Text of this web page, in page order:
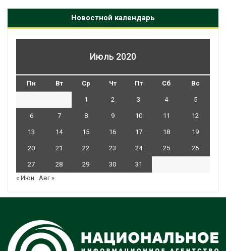
Новостной календарь
Июль 2020
Пн Вт Ср Чт Пт Сб Вс
1 2 3 4 5
6 7 8 9 10 11 12
13 14 15 16 17 18 19
20 21 22 23 24 25 26
27 28 29 30
31
« Июн
Авг »